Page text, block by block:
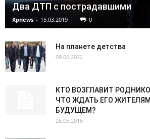
Два ДТП с пострадавшими
Rpnews - 15.03.2019 0
На планете детства
09.06.2022
КТО ВОЗГЛАВИТ
ЧТО ЖДАТЬ ЕГО
БУДУЩЕМ?
26.05.2016